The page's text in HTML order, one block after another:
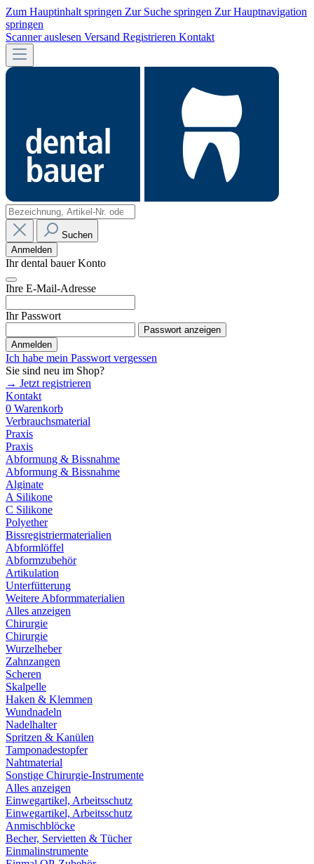
Zum Hauptinhalt springen Zur Suche springen Zur Hauptnavigation
springen
Scanner auslesen Versand Registrieren Kontakt
Suchen
Anmelden
Ihr dental bauer Konto
Ihre E-Mail-Adresse
Ihr Passwort
Passwort anzeigen
Anmelden
Ich habe mein Passwort vergessen
Sie sind neu im Shop?
→ Jetzt registrieren
Kontakt
0 Warenkorb
Verbrauchsmaterial
Praxis
Praxis
Abformung & Bissnahme
Abformung & Bissnahme
Alginate
A Silikone
C Silikone
Polyether
Bissregistriermaterialien
Abformlöffel
Abformzubehör
Artikulation
Unterfütterung
Weitere Abformmaterialien
Alles anzeigen
Chirurgie
Chirurgie
Wurzelheber
Zahnzangen
Scheren
Skalpelle
Haken & Klemmen
Wundnadeln
Nadelhalter
Spritzen & Kanülen
Tamponadestopfer
Nahtmaterial
Sonstige Chirurgie-Instrumente
Alles anzeigen
Einwegartikel, Arbeitsschutz
Einwegartikel, Arbeitsschutz
Anmischblöcke
Becher, Servietten & Tücher
Einmalinstrumente